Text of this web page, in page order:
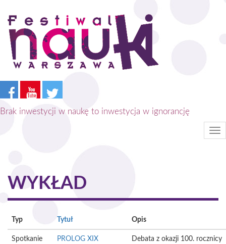
Przejdź
treści
Brak inwestycji w naukę to inwestycja w ignorancję
WYKŁAD
Typ Tytuł Opis
Spotkanie
PROLOG XIX
Debata z okazji 100. rocznicy